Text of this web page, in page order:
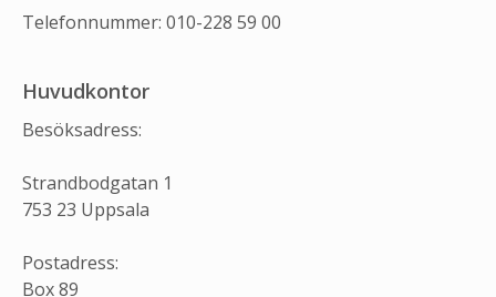
Telefonnummer: 010-228 59 00
Huvudkontor
Besöksadress:
Strandbodgatan 1
753 23 Uppsala
Postadress:
Box 89